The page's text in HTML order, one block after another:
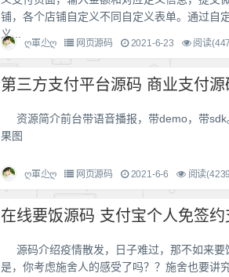
铺，各个店铺自定义不同自定义表单。通过自
义...
ღ軍尐ღ 网页源码 2021-6-23 阅读
第三方支付平台源码 商业支付源
资源简介前台带语音播报，带demo，带
果图
ღ軍尐ღ 网页源码 2021-6-6 阅读
在线要饭源码 支付宝个人免签约
源码介绍疫情散发，日子难过，那不如来
是，你考虑施舍人的感受了吗？？施舍也要讲